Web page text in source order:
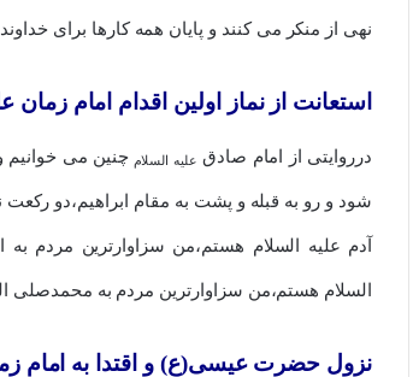
نهی از منکر می کنند و پایان همه کارها برای
استعانت از نماز اولین اقدام امام زمان
درروایتی از امام صادق علیه السلامچنین می
شود و رو به قبله و پشت به مقام ابراهیم،دو
آدم علیه السلام هستم،من سزاوارترین مردم به
السلام هستم،من سزاوارترین مردم به محمدصلی
نزول حضرت عیسی(ع) و اقتدا به امام